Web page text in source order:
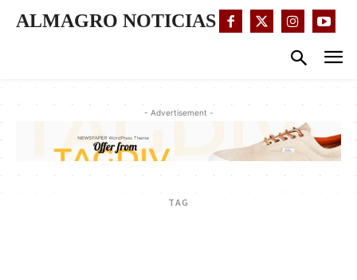
ALMAGRO NOTICIAS
- Advertisement -
TAG